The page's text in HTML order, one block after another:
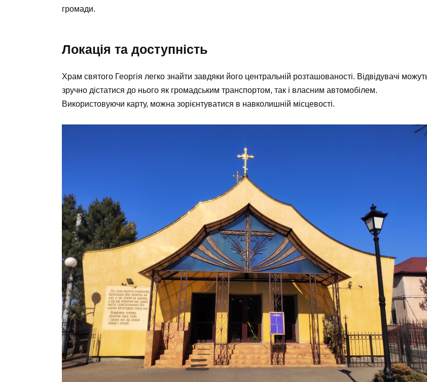
громади.
Локація та доступність
Храм святого Георгія легко знайти завдяки його центральній розташованості. Відвідувачі
зручно дістатися до нього як громадським транспортом, так і власним автомобілем.
Використовуючи карту, можна зорієнтуватися в навколишній місцевості.